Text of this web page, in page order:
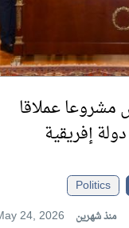
عملاقا
إفريقية
Politics
24, 2026
منذ شهرين